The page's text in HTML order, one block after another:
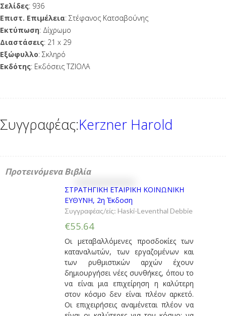
Σελίδες: 936
Επιστ. Επιμέλεια: Στέφανος Κατσαβούνης
Εκτύπωση: Δίχρωμο
Διαστάσεις: 21 x 29
Εξώφυλλο: Σκληρό
Εκδότης: Εκδόσεις ΤΖΙΟΛΑ
Συγγραφέας:Kerzner Harold
Προτεινόμενα Βιβλία
ΣΤΡΑΤΗΓΙΚΗ ΕΤΑΙΡΙΚΗ ΚΟΙΝΩΝΙΚΗ
ΕΥΘΥΝΗ, 2η Έκδοση
Συγγραφέας/είς:Haski-Leventhal Debbie
€55.64
Οι μεταβαλλόμενες προσδοκίες των
καταναλωτών, των εργαζομένων και
των ρυθμιστικών αρχών έχουν
δημιουργήσει νέες συνθήκες, όπου το
να είναι μια επιχείρηση η καλύτερη
στον κόσμο δεν είναι πλέον αρκετό.
Οι επιχειρήσεις αναμένεται πλέον να